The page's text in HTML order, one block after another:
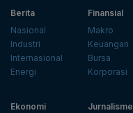
Berita
Nasional
Industri
Internasional
Energi
Finansial
Makro
Keuangan
Bursa
Korporasi
Ekonomi
Jurnalisme